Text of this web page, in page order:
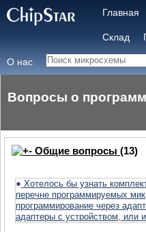
Главная
Склад
О нас
Вопросы о
Общие вопросы (13)
Хотелось бы узнать
перечне программируемых
программирование через
адаптеры с устройством, или